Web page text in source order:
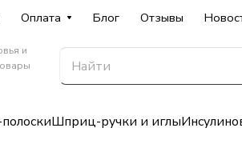
Оплата Блог Отзывы
и
Шприц-ручки и иглы